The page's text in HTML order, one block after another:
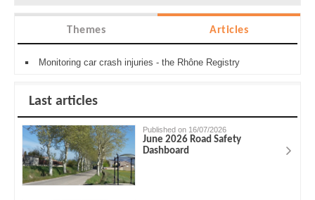
Themes Articles
Monitoring car crash injuries - the Rhône Registry
Last articles
Published on 16/07/2026
June 2026 Road Safety
Dashboard